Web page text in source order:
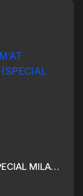
MILAD